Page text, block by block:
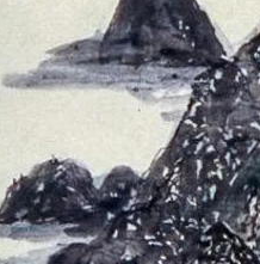
的二十及二十
化藏品。